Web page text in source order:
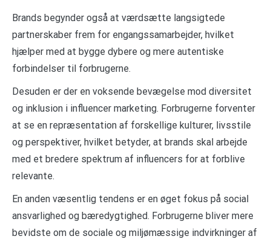
Brands begynder også at værdsætte langsigtede
partnerskaber frem for engangssamarbejder, hvilket
hjælper med at bygge dybere og mere autentiske
forbindelser til forbrugerne.
Desuden er der en voksende bevægelse mod diversitet
og inklusion i influencer marketing. Forbrugerne forventer
at se en repræsentation af forskellige kulturer, livsstile
og perspektiver, hvilket betyder, at brands skal arbejde
med et bredere spektrum af influencers for at forblive
relevante.
En anden væsentlig tendens er en øget fokus på social
ansvarlighed og bæredygtighed. Forbrugerne bliver mere
bevidste om de sociale og miljømæssige indvirkninger af